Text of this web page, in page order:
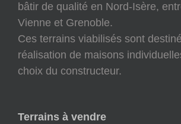
bâtir de qualité en Nord-Isère,
Vienne et Grenoble.
Ces terrains viabilisés sont
réalisation de maisons
choix du constructeur.
Terrains à vendre